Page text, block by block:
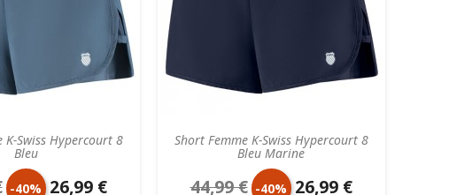
K-Swiss Hypercourt 8
Bleu
-40% Prix
26,99 €
Short Femme K-Swiss Hypercourt 8
Bleu Marine
Prix
44,99 € -40% Prix
26,99 €